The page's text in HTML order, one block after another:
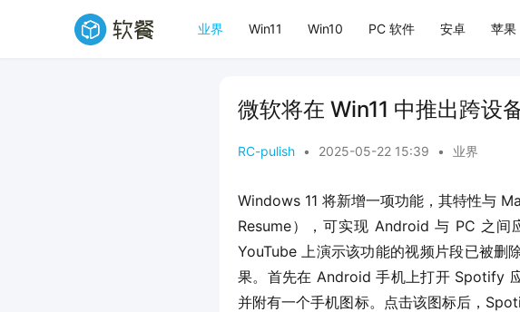
业界 Win11 Win10 PC 软件 安卓 苹果
微软将在 Win11 中推出跨设
RC-pulish • 2025-05-22 15:39 • 业界
Windows 11 将新增一项功能，其特性与
Resume），可实现 Android 与 PC 之
YouTube 上演示该功能的视频片段已被
果。首先在 Android 手机上打开 Spotify
并附有一个手机图标。点击该图标后，